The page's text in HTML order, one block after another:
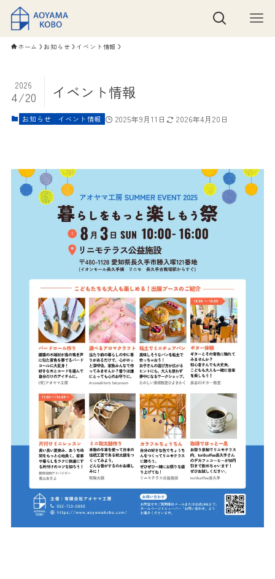
ホーム お知らせ イベント情報
イベント情報
2026
4/20
お知らせ イベント情報 2025年9月11日 2026年4月20日